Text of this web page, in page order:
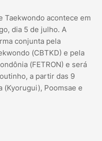
Taekwondo acontece em
dia 5 de julho. A
conjunta pela
(CBTKD) e pela
(FETRON) e será
a partir das 9
(Kyorugui), Poomsae e